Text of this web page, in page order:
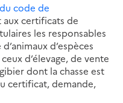
code de
aux certificats de
les responsables
d’espèces
d’élevage, de vente
dont la chasse est
certificat, demande,